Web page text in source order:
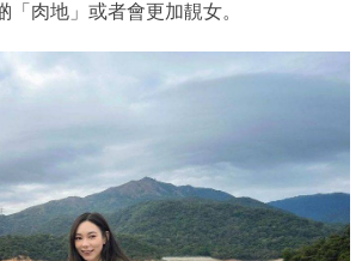
「肉地」或者會更加靚女。